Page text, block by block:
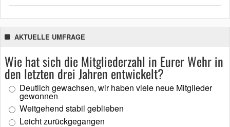
AKTUELLE UMFRAGE
Wie hat sich die Mitgliederzahl in Eurer Wehr in
den letzten drei Jahren entwickelt?
Deutlich gewachsen, wir haben viele neue Mitglieder
gewonnen
Weitgehend stabil geblieben
Leicht zurückgegangen